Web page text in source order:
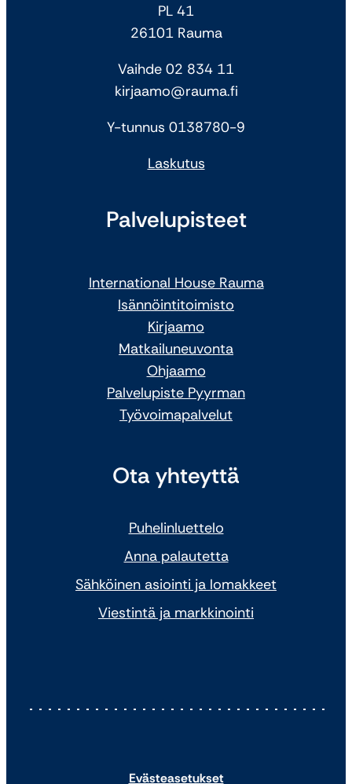
PL 41
26101 Rauma
Vaihde 02 834 11
kirjaamo@rauma.fi
Y-tunnus 0138780-9
Laskutus
Palvelupisteet
International House Rauma
Isännöintitoimisto
Kirjaamo
Matkailuneuvonta
Ohjaamo
Palvelupiste Pyyrman
Työvoimapalvelut
Ota yhteyttä
Puhelinluettelo
Anna palautetta
Sähköinen asiointi ja lomakkeet
Viestintä ja markkinointi
Evästeasetukset